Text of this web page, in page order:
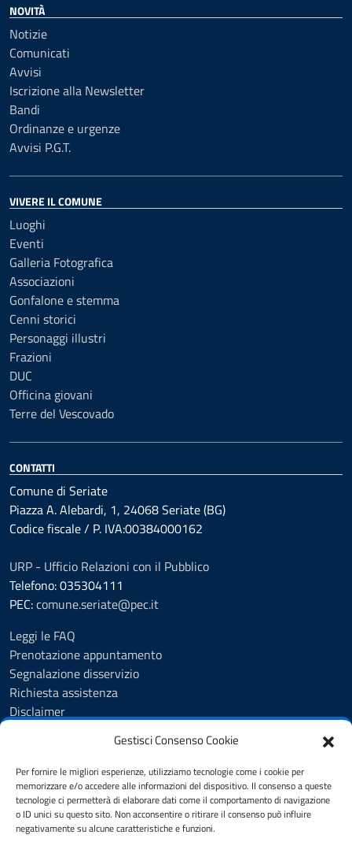
Gestisci Consenso Cookie
Per fornire le migliori esperienze, utilizziamo tecnologie come i cookie per
memorizzare e/o accedere alle informazioni del dispositivo. Il consenso a queste
tecnologie ci permetterà di elaborare dati come il comportamento di navigazione
o ID unici su questo sito. Non acconsentire o ritirare il consenso può influire
negativamente su alcune caratteristiche e funzioni.
NOVITÀ
Notizie
Comunicati
Avvisi
Iscrizione alla Newsletter
Bandi
Ordinanze e urgenze
Avvisi P.G.T.
VIVERE IL COMUNE
Luoghi
Eventi
Galleria Fotografica
Associazioni
Gonfalone e stemma
Cenni storici
Personaggi illustri
Frazioni
DUC
Officina giovani
Terre del Vescovado
CONTATTI
Comune di Seriate
Piazza A. Alebardi, 1, 24068 Seriate (BG)
Codice fiscale / P. IVA:00384000162
URP - Ufficio Relazioni con il Pubblico
Telefono: 035304111
PEC:comune.seriate@pec.it
Leggi le FAQ
Prenotazione appuntamento
Segnalazione disservizio
Richiesta assistenza
Disclaimer
Cookie Policy
Informativa privacy
Dichiarazione di accessibilità
Note legali